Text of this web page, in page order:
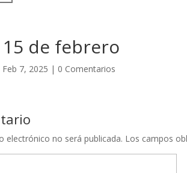
de febrero
Feb 7, 2025 | 0 Comentarios
electrónico no será publicada. Los campos